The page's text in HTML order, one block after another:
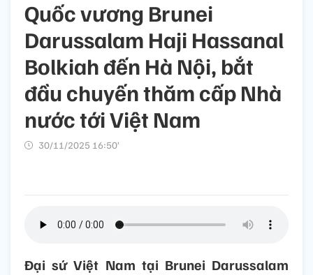
Quốc vương Brunei
Darussalam Haji Hassanal
Bolkiah đến Hà Nội, bắt
đầu chuyến thăm cấp Nhà
nước tới Việt Nam
30/11/2025 16:50’
Đại sứ Việt Nam tại Brunei Darussalam